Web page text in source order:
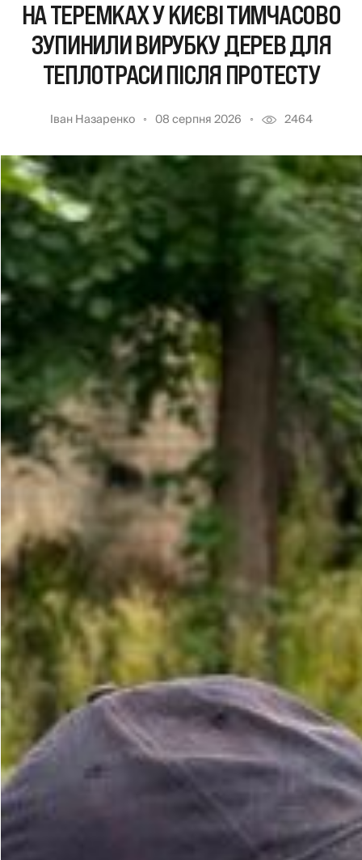
НА ТЕРЕМКАХ У КИЄВІ ТИМЧАСОВО
ЗУПИНИЛИ ВИРУБКУ ДЕРЕВ ДЛЯ
ТЕПЛОТРАСИ ПІСЛЯ ПРОТЕСТУ
Іван Назаренко 08 серпня 2026 2464